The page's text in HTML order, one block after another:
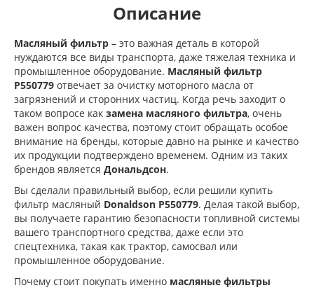
Описание
Масляный фильтр – это важная деталь в которой
нуждаются все виды транспорта, даже тяжелая техника и
промышленное оборудование. Масляный фильтр
P550779 отвечает за очистку моторного масла от
загрязнений и сторонних частиц. Когда речь заходит о
таком вопросе как замена масляного фильтра, очень
важен вопрос качества, поэтому стоит обращать особое
внимание на бренды, которые давно на рынке и качество
их продукции подтверждено временем. Одним из таких
брендов является Дональдсон.
Вы сделали правильный выбор, если решили купить
фильтр масляный Donaldson P550779. Делая такой выбор,
вы получаете гарантию безопасности топливной системы
вашего транспортного средства, даже если это
спецтехника, такая как трактор, самосвал или
промышленное оборудование.
Почему стоит покупать именно масляные фильтры